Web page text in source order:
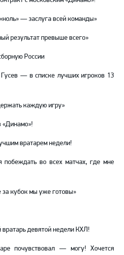
— заслуга всей команды»
результат превыше всего»
России
— в списке лучших игроков 13
каждую игру»
«Динамо»!
вратарем недели!
побеждать во всех матчах, где мне
кубок мы уже готовы»
девятой недели КХЛ!
почувствовал — могу! Хочется